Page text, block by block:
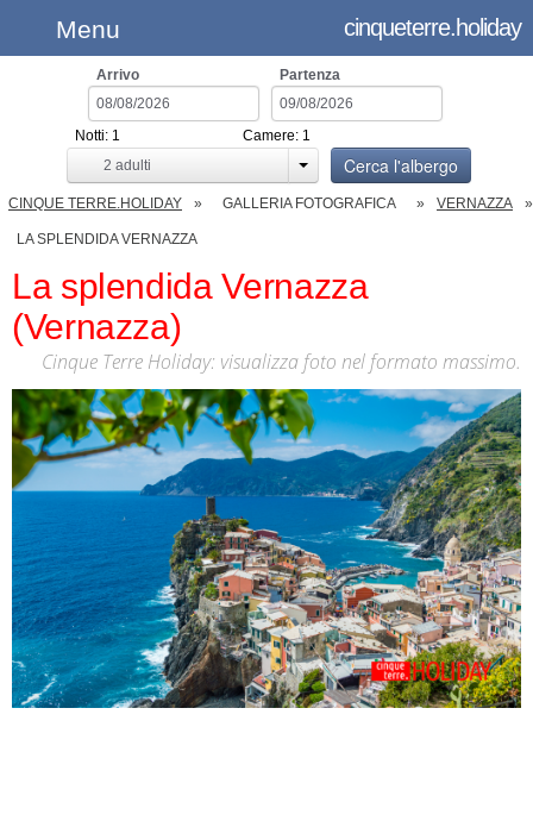
Menu cinqueterre.holiday
Arrivo Partenza
2 adulti
Notti: 1 Camere: 1
Cerca l'albergo
CINQUE TERRE.HOLIDAY GALLERIA FOTOGRAFICA VERNAZZA
LA SPLENDIDA VERNAZZA
La splendida Vernazza
(Vernazza)
Cinque Terre Holiday: visualizza foto nel formato massimo.